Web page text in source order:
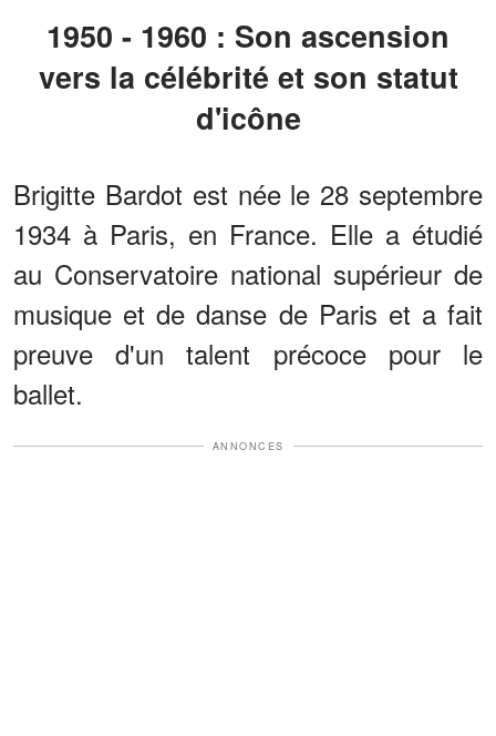
1950 - 1960 : Son ascension
vers la célébrité et son statut
d'icône
Brigitte Bardot est née le 28 septembre
1934 à Paris, en France. Elle a étudié
au Conservatoire national supérieur de
musique et de danse de Paris et a fait
preuve d'un talent précoce pour le
ballet.
ANNONCES